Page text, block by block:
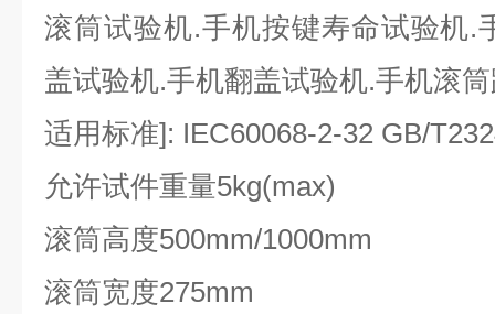
滚筒试验机.手机按键寿命试验机.
盖试验机.手机翻盖试验机.手机滚
适用标准]: IEC60068-2-32 GB/
允许试件重量5kg(max)
滚筒高度500mm/1000mm
滚筒宽度275mm